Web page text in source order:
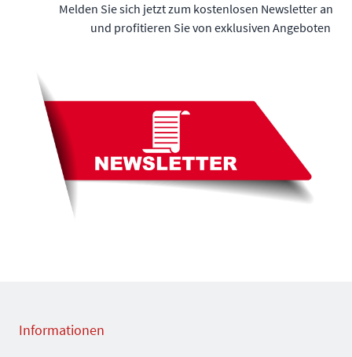
Melden Sie sich jetzt zum kostenlosen Newsletter an
und profitieren Sie von exklusiven Angeboten
Informationen